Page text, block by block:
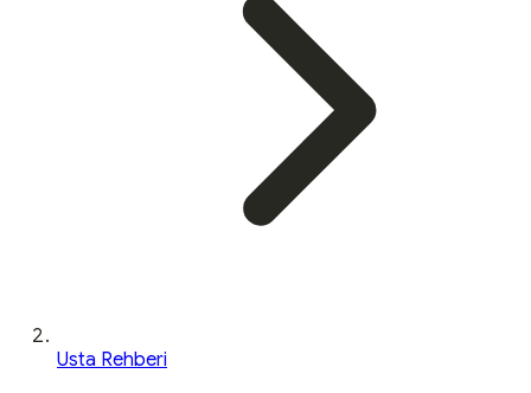
Usta Rehberi